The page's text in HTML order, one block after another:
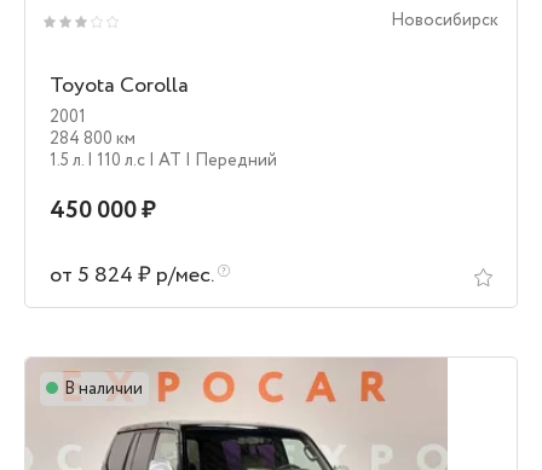
Новосибирск
Toyota Corolla
2001
284 800 км
1.5 л. | 110 л.c | AT | Передний
450 000 ₽
от 5 824 ₽ р/мес.
В наличии